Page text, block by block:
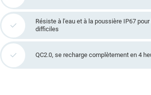
Résiste à l'eau et à la poussière IP67
difficiles
QC2.0, se recharge complètement en 4